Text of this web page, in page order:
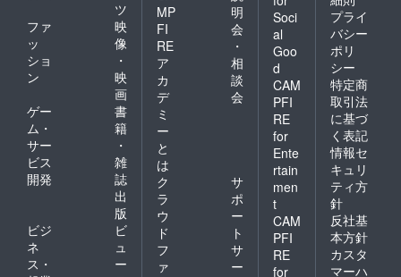
ツ
ファ
ッ
ショ
ン
映
像
・
映
画
ゲー
ム・
サー
ビス
開発
書
籍
・
雑
誌
出
版
ビジ
ネ
ス・
ビ
ュ
ー
MP
FI
RE
ア
カ
デ
ミ
ー
と
は
明
会
・
相
談
会
ク
ラ
ウ
ド
フ
ァ
サ
ポ
ー
ト
サ
ー
Soci
al
Goo
d
CAM
PFI
RE
for
Ente
rtain
men
t
CAM
PFI
RE
for
プライ
バシー
ポリ
シー
特定商
取引法
に基づ
く表記
情報セ
キュリ
ティ方
針
反社基
本方針
カスタ
マーハ